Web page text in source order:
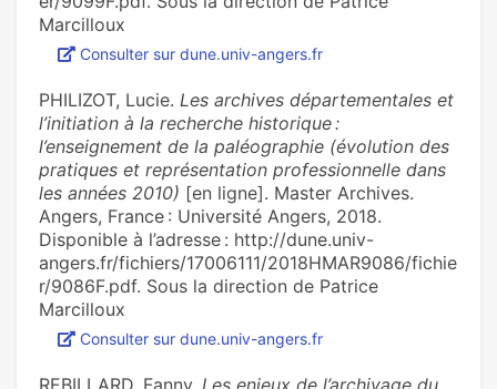
Marcilloux
Consulter sur dune.univ-angers.fr
PHILIZOT, Lucie. Les archives départementales et
l’initiation à la recherche historique :
l’enseignement de la paléographie (évolution des
pratiques et représentation professionnelle dans
les années 2010) [en ligne]. Master Archives.
Angers, France : Université Angers, 2018.
Disponible à l’adresse : http://dune.univ-
angers.fr/fichiers/17006111/2018HMAR9086/fichie
r/9086F.pdf. Sous la direction de Patrice
Marcilloux
Consulter sur dune.univ-angers.fr